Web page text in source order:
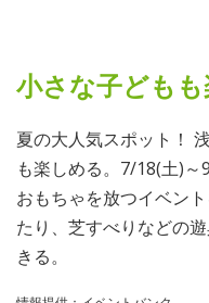
小さな子どもも
夏の大人気スポット！
も楽しめる。7/18(土)
おもちゃを放つイベン
たり、芝すべりなどの
きる。